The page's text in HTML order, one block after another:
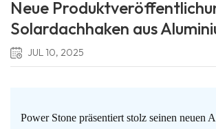
Neue
Solardachhaken aus
JUL 10, 2025
Power Stone präsentiert stolz seinen neuen